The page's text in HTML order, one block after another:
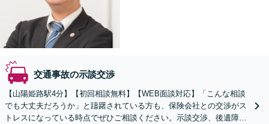
交通事故の示談交渉
【山陽姫路駅4分】【初回相談無料】【WEB面談対応】「こんな相談
でも大丈夫だろうか」と躊躇されている方も、保険会社との交渉がス
トレスになっている時点でぜひご相談ください。示談交渉、後遺障害